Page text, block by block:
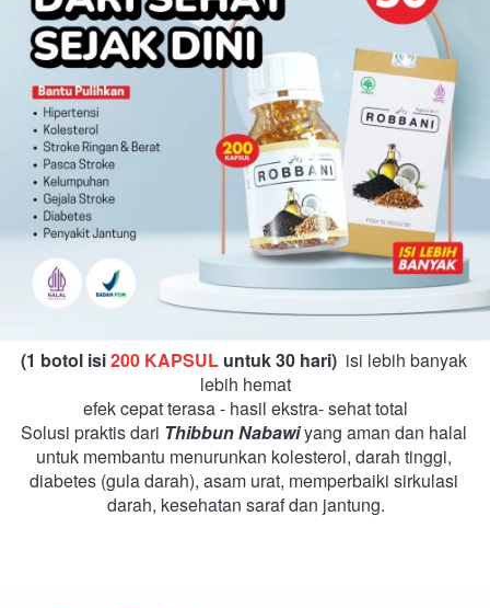
(1 botol isi 200 KAPSUL untuk 30 hari) isi lebih banyak
lebih hemat
efek cepat terasa - hasil ekstra- sehat total
Solusi praktis dari Thibbun Nabawi yang aman dan halal
untuk membantu menurunkan kolesterol, darah tinggi,
diabetes (gula darah), asam urat, memperbaiki sirkulasi
darah, kesehatan saraf dan jantung.